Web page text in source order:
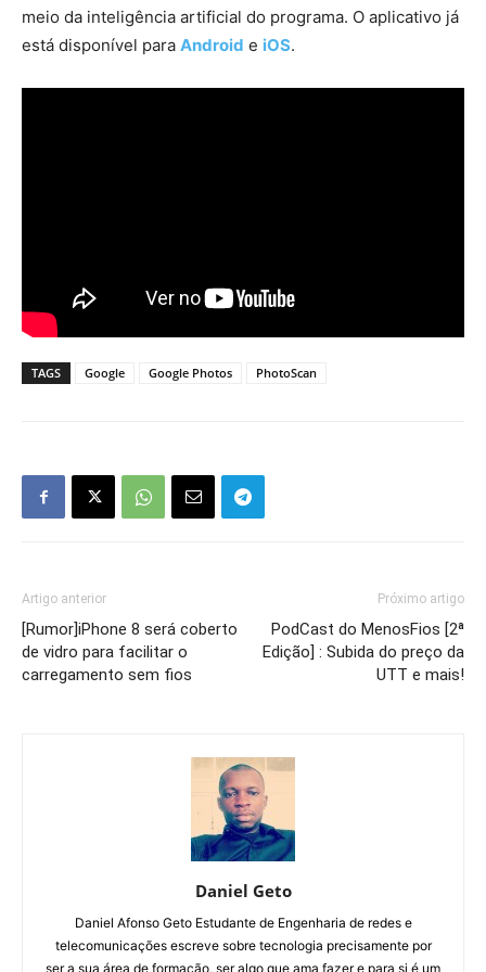
meio da inteligência artificial do programa. O aplicativo já
está disponível para Android e iOS.
TAGS Google Google Photos PhotoScan
Artigo anterior
[Rumor]iPhone 8 será coberto
de vidro para facilitar o
carregamento sem fios
Próximo artigo
PodCast do MenosFios [2ª
Edição] : Subida do preço da
UTT e mais!
Daniel Geto
Daniel Afonso Geto Estudante de Engenharia de redes e
telecomunicações escreve sobre tecnologia precisamente por
ser a sua área de formação, ser algo que ama fazer e para si é um